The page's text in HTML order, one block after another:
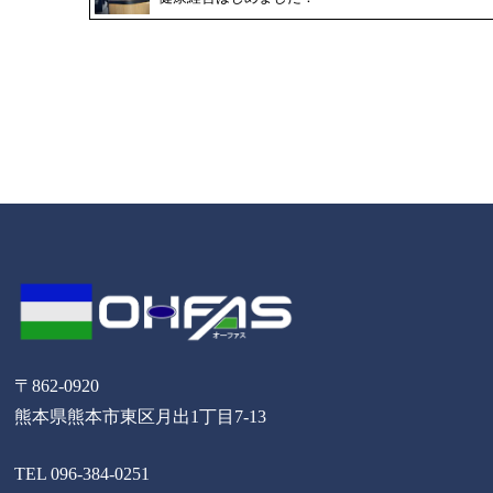
〒862-0920
熊本県熊本市東区月出1丁目7-13
TEL 096-384-0251